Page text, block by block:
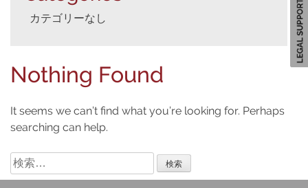
カテゴリーなし
Nothing Found
It seems we can’t find what you’re looking for. Perhaps
searching can help.
検
索: